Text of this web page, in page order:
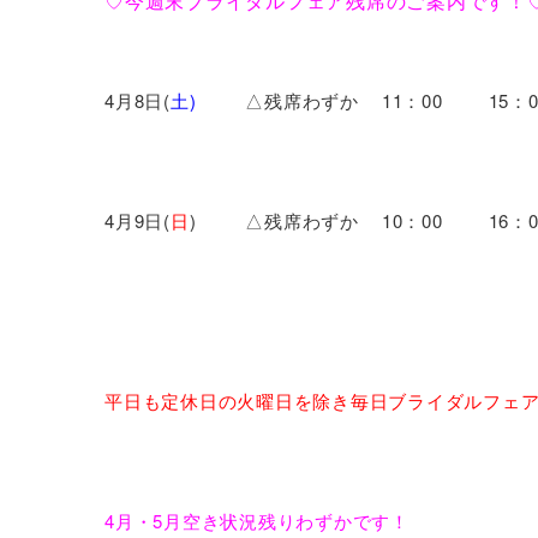
4月8日(土) △残席わずか 11：00 15：
4月9日(日) △残席わずか 10：00 16：
平日も定休日の火曜日を除き毎日ブライダルフェ
4月・5月空き状況残りわずかです！